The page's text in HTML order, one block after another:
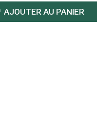
AJOUTER AU PANIER